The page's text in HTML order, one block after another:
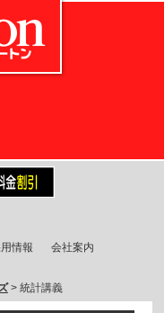
情報 会社案内
> 統計講義